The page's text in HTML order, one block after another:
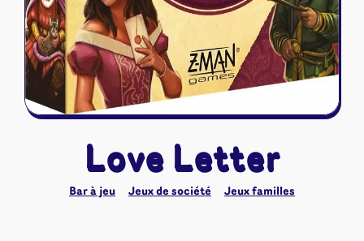
Love Letter
Bar à jeu Jeux de société Jeux familles